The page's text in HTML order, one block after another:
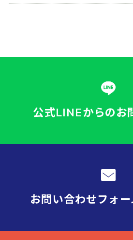
公式LINEからのお
お問い合わせフォー